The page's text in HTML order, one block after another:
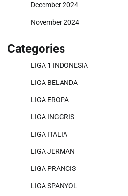
December 2024
November 2024
Categories
LIGA 1 INDONESIA
LIGA BELANDA
LIGA EROPA
LIGA INGGRIS
LIGA ITALIA
LIGA JERMAN
LIGA PRANCIS
LIGA SPANYOL